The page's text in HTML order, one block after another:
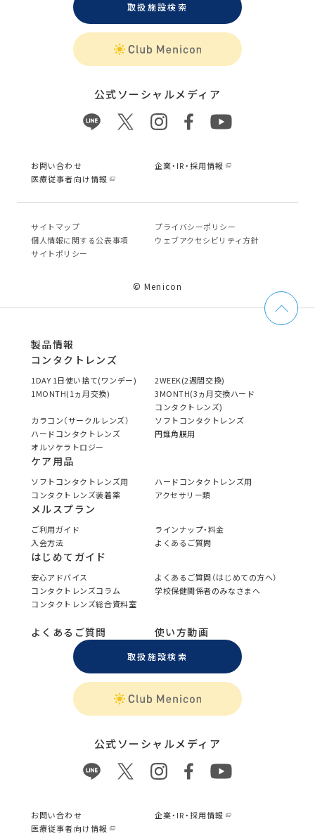
取扱施設検索
公式ソーシャルメディア
お問い合わせ
企業・IR・採用情報
医療従事者向け情報
サイトマップ
プライバシーポリシー
個⼈情報に関する公表事項
ウェブアクセシビリティ方針
サイトポリシー
© Menicon
製品情報
コンタクトレンズ
1DAY 1日使い捨て(ワンデー)
2WEEK(2週間交換)
1MONTH(1ヵ月交換)
3MONTH(3ヵ月交換ハード
コンタクトレンズ)
カラコン（サークルレンズ）
ソフトコンタクトレンズ
ハードコンタクトレンズ
円錐角膜用
オルソケラトロジー
ケア用品
ソフトコンタクトレンズ用
ハードコンタクトレンズ用
コンタクトレンズ装着薬
アクセサリー類
メルスプラン
ご利用ガイド
ラインナップ・料金
入会方法
よくあるご質問
はじめてガイド
安心アドバイス
よくあるご質問（はじめての方へ）
コンタクトレンズコラム
学校保健関係者のみなさまへ
コンタクトレンズ総合資料室
よくあるご質問 使い方動画
取扱施設検索
公式ソーシャルメディア
お問い合わせ
企業・IR・採用情報
医療従事者向け情報